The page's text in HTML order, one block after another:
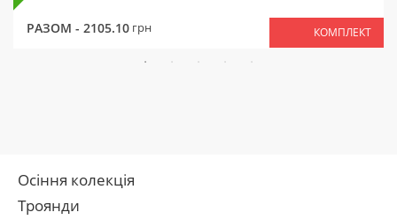
РАЗОМ - 2105.10 грн КОМПЛЕКТ
Осіння колекція
Троянди